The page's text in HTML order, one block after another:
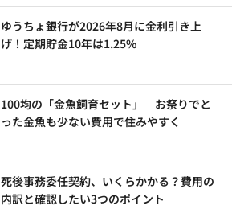
ゆうちょ銀行が2026年8月に金利引き上
げ！定期貯金10年は1.25%
100均の「金魚飼育セット」 お祭りでと
った金魚も少ない費用で住みやすく
死後事務委任契約、いくらかかる？費用の
内訳と確認したい3つのポイント